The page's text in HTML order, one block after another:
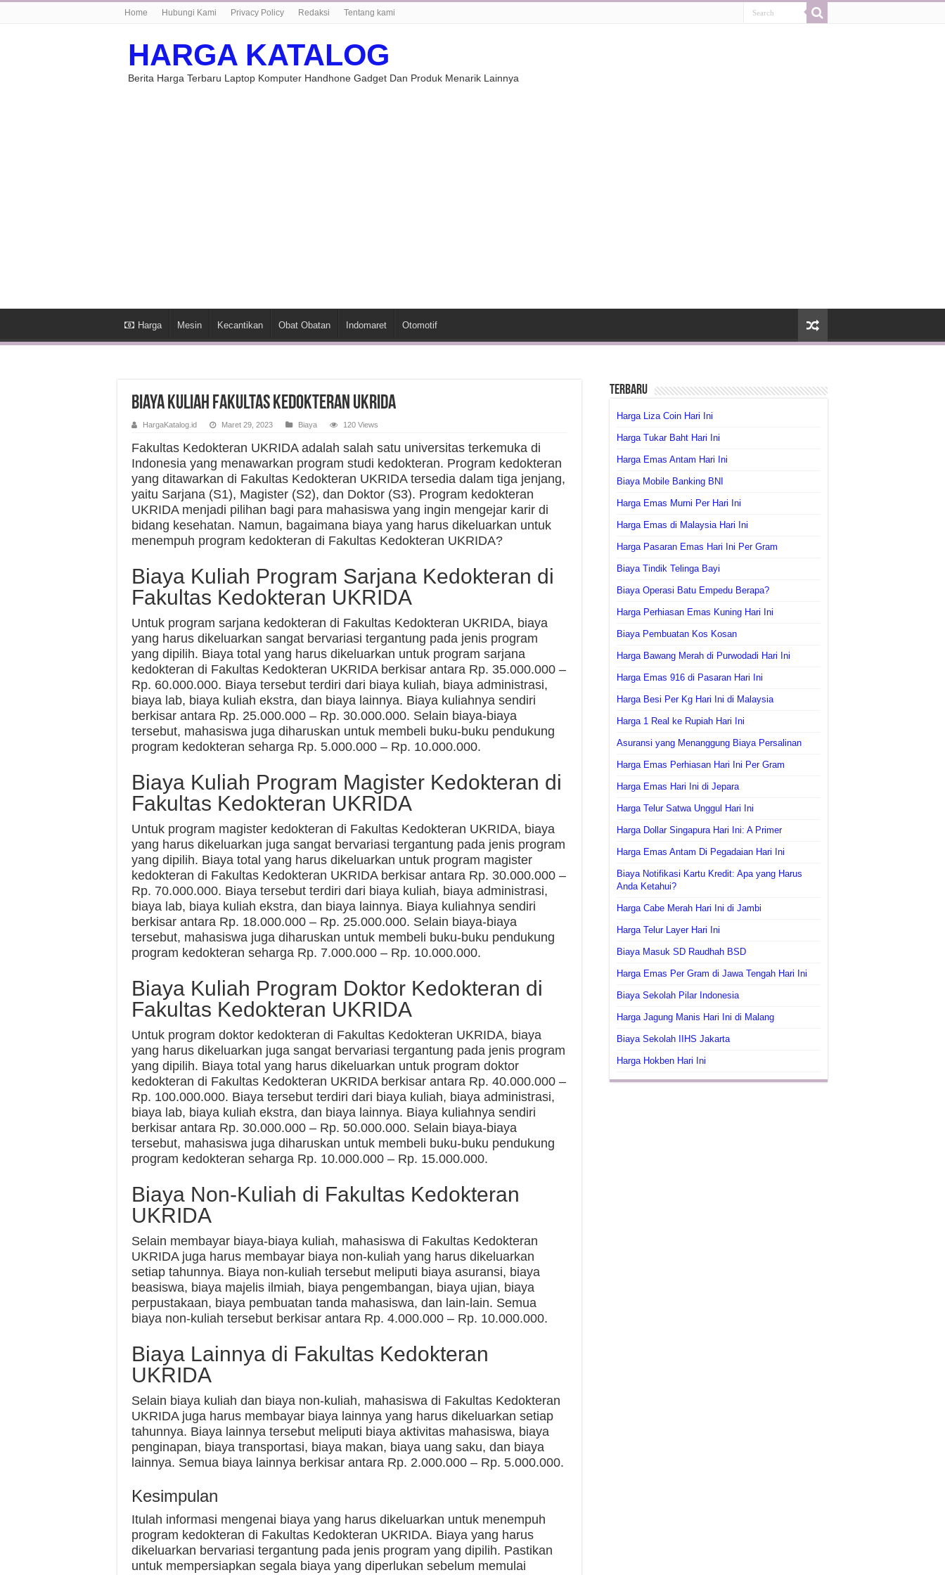
Home Hubungi Kami Privacy Policy Redaksi Tentang kami
HARGA KATALOG
Berita Harga Terbaru Laptop Komputer Handhone Gadget Dan Produk Menarik Lainnya
Harga Mesin Kecantikan Obat Obatan Indomaret Otomotif
Biaya Kuliah Fakultas Kedokteran UKRIDA
HargaKatalog.id Maret 29, 2023 Biaya 120 Views
Fakultas Kedokteran UKRIDA adalah salah satu universitas terkemuka di
Indonesia yang menawarkan program studi kedokteran. Program kedokteran
yang ditawarkan di Fakultas Kedokteran UKRIDA tersedia dalam tiga jenjang,
yaitu Sarjana (S1), Magister (S2), dan Doktor (S3). Program kedokteran
UKRIDA menjadi pilihan bagi para mahasiswa yang ingin mengejar karir di
bidang kesehatan. Namun, bagaimana biaya yang harus dikeluarkan untuk
menempuh program kedokteran di Fakultas Kedokteran UKRIDA?
Biaya Kuliah Program Sarjana Kedokteran di
Fakultas Kedokteran UKRIDA
Untuk program sarjana kedokteran di Fakultas Kedokteran UKRIDA, biaya
yang harus dikeluarkan sangat bervariasi tergantung pada jenis program
yang dipilih. Biaya total yang harus dikeluarkan untuk program sarjana
kedokteran di Fakultas Kedokteran UKRIDA berkisar antara Rp. 35.000.000 –
Rp. 60.000.000. Biaya tersebut terdiri dari biaya kuliah, biaya administrasi,
biaya lab, biaya kuliah ekstra, dan biaya lainnya. Biaya kuliahnya sendiri
berkisar antara Rp. 25.000.000 – Rp. 30.000.000. Selain biaya-biaya
tersebut, mahasiswa juga diharuskan untuk membeli buku-buku pendukung
program kedokteran seharga Rp. 5.000.000 – Rp. 10.000.000.
Biaya Kuliah Program Magister Kedokteran di
Fakultas Kedokteran UKRIDA
Untuk program magister kedokteran di Fakultas Kedokteran UKRIDA, biaya
yang harus dikeluarkan juga sangat bervariasi tergantung pada jenis program
yang dipilih. Biaya total yang harus dikeluarkan untuk program magister
kedokteran di Fakultas Kedokteran UKRIDA berkisar antara Rp. 30.000.000 –
Rp. 70.000.000. Biaya tersebut terdiri dari biaya kuliah, biaya administrasi,
biaya lab, biaya kuliah ekstra, dan biaya lainnya. Biaya kuliahnya sendiri
berkisar antara Rp. 18.000.000 – Rp. 25.000.000. Selain biaya-biaya
tersebut, mahasiswa juga diharuskan untuk membeli buku-buku pendukung
program kedokteran seharga Rp. 7.000.000 – Rp. 10.000.000.
Biaya Kuliah Program Doktor Kedokteran di
Fakultas Kedokteran UKRIDA
Untuk program doktor kedokteran di Fakultas Kedokteran UKRIDA, biaya
yang harus dikeluarkan juga sangat bervariasi tergantung pada jenis program
yang dipilih. Biaya total yang harus dikeluarkan untuk program doktor
kedokteran di Fakultas Kedokteran UKRIDA berkisar antara Rp. 40.000.000 –
Rp. 100.000.000. Biaya tersebut terdiri dari biaya kuliah, biaya administrasi,
biaya lab, biaya kuliah ekstra, dan biaya lainnya. Biaya kuliahnya sendiri
berkisar antara Rp. 30.000.000 – Rp. 50.000.000. Selain biaya-biaya
tersebut, mahasiswa juga diharuskan untuk membeli buku-buku pendukung
program kedokteran seharga Rp. 10.000.000 – Rp. 15.000.000.
Biaya Non-Kuliah di Fakultas Kedokteran
UKRIDA
Selain membayar biaya-biaya kuliah, mahasiswa di Fakultas Kedokteran
UKRIDA juga harus membayar biaya non-kuliah yang harus dikeluarkan
setiap tahunnya. Biaya non-kuliah tersebut meliputi biaya asuransi, biaya
beasiswa, biaya majelis ilmiah, biaya pengembangan, biaya ujian, biaya
perpustakaan, biaya pembuatan tanda mahasiswa, dan lain-lain. Semua
biaya non-kuliah tersebut berkisar antara Rp. 4.000.000 – Rp. 10.000.000.
Biaya Lainnya di Fakultas Kedokteran
UKRIDA
Selain biaya kuliah dan biaya non-kuliah, mahasiswa di Fakultas Kedokteran
UKRIDA juga harus membayar biaya lainnya yang harus dikeluarkan setiap
tahunnya. Biaya lainnya tersebut meliputi biaya aktivitas mahasiswa, biaya
penginapan, biaya transportasi, biaya makan, biaya uang saku, dan biaya
lainnya. Semua biaya lainnya berkisar antara Rp. 2.000.000 – Rp. 5.000.000.
Kesimpulan
Itulah informasi mengenai biaya yang harus dikeluarkan untuk menempuh
program kedokteran di Fakultas Kedokteran UKRIDA. Biaya yang harus
dikeluarkan bervariasi tergantung pada jenis program yang dipilih. Pastikan
untuk mempersiapkan segala biaya yang diperlukan sebelum memulai
Terbaru
Harga Liza Coin Hari Ini
Harga Tukar Baht Hari Ini
Harga Emas Antam Hari Ini
Biaya Mobile Banking BNI
Harga Emas Murni Per Hari Ini
Harga Emas di Malaysia Hari Ini
Harga Pasaran Emas Hari Ini Per Gram
Biaya Tindik Telinga Bayi
Biaya Operasi Batu Empedu Berapa?
Harga Perhiasan Emas Kuning Hari Ini
Biaya Pembuatan Kos Kosan
Harga Bawang Merah di Purwodadi Hari Ini
Harga Emas 916 di Pasaran Hari Ini
Harga Besi Per Kg Hari Ini di Malaysia
Harga 1 Real ke Rupiah Hari Ini
Asuransi yang Menanggung Biaya Persalinan
Harga Emas Perhiasan Hari Ini Per Gram
Harga Emas Hari Ini di Jepara
Harga Telur Satwa Unggul Hari Ini
Harga Dollar Singapura Hari Ini: A Primer
Harga Emas Antam Di Pegadaian Hari Ini
Biaya Notifikasi Kartu Kredit: Apa yang Harus
Anda Ketahui?
Harga Cabe Merah Hari Ini di Jambi
Harga Telur Layer Hari Ini
Biaya Masuk SD Raudhah BSD
Harga Emas Per Gram di Jawa Tengah Hari Ini
Biaya Sekolah Pilar Indonesia
Harga Jagung Manis Hari Ini di Malang
Biaya Sekolah IIHS Jakarta
Harga Hokben Hari Ini